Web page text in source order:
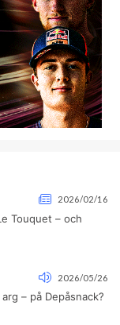
2026/02/16
Touquet – och
2026/05/26
– på Depåsnack?